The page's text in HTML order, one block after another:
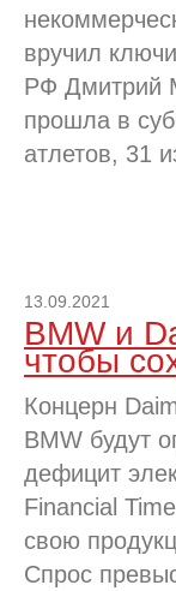
вручил
РФ Дмитрий
прошла в
атлетов, 31
13.09.2021
BMW и
чтобы
Концерн
BMW будут
дефицит
Financial
свою
Спрос